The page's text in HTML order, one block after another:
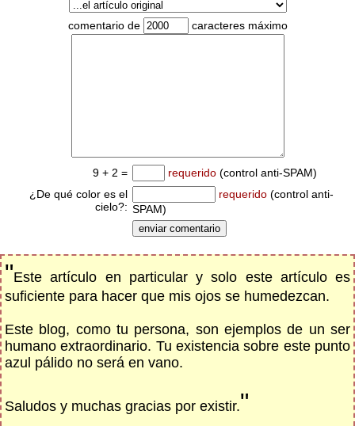
comentario de caracteres máximo
9 + 2 = requerido (control anti-SPAM)
¿De qué color es el
cielo?:
requerido (control anti-
SPAM)
"Este artículo en particular y solo este artículo es
suficiente para hacer que mis ojos se humedezcan.
Este blog, como tu persona, son ejemplos de un ser
humano extraordinario. Tu existencia sobre este punto
azul pálido no será en vano.
Saludos y muchas gracias por existir."